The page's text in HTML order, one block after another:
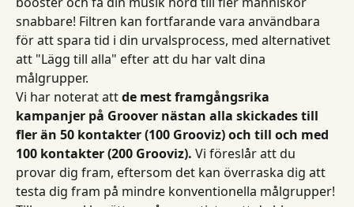
snabbare! Filtren kan fortfarande vara användbara
för att spara tid i din urvalsprocess, med alternativet
att "Lägg till alla" efter att du har valt dina
målgrupper.
Vi har noterat att de mest framgångsrika
kampanjer på Groover nästan alla skickades till
fler än 50 kontakter (100 Grooviz) och till och med
100 kontakter (200 Grooviz). Vi föreslår att du
provar dig fram, eftersom det kan överraska dig att
testa dig fram på mindre konventionella målgrupper!